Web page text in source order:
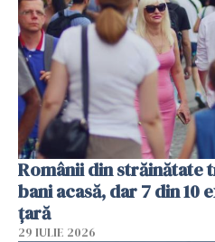
Românii din străinătate
bani acasă, dar 7 din 10
țară
29 IULIE 2026